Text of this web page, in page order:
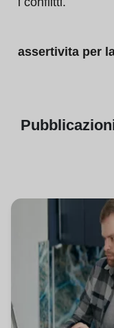
assertivita per